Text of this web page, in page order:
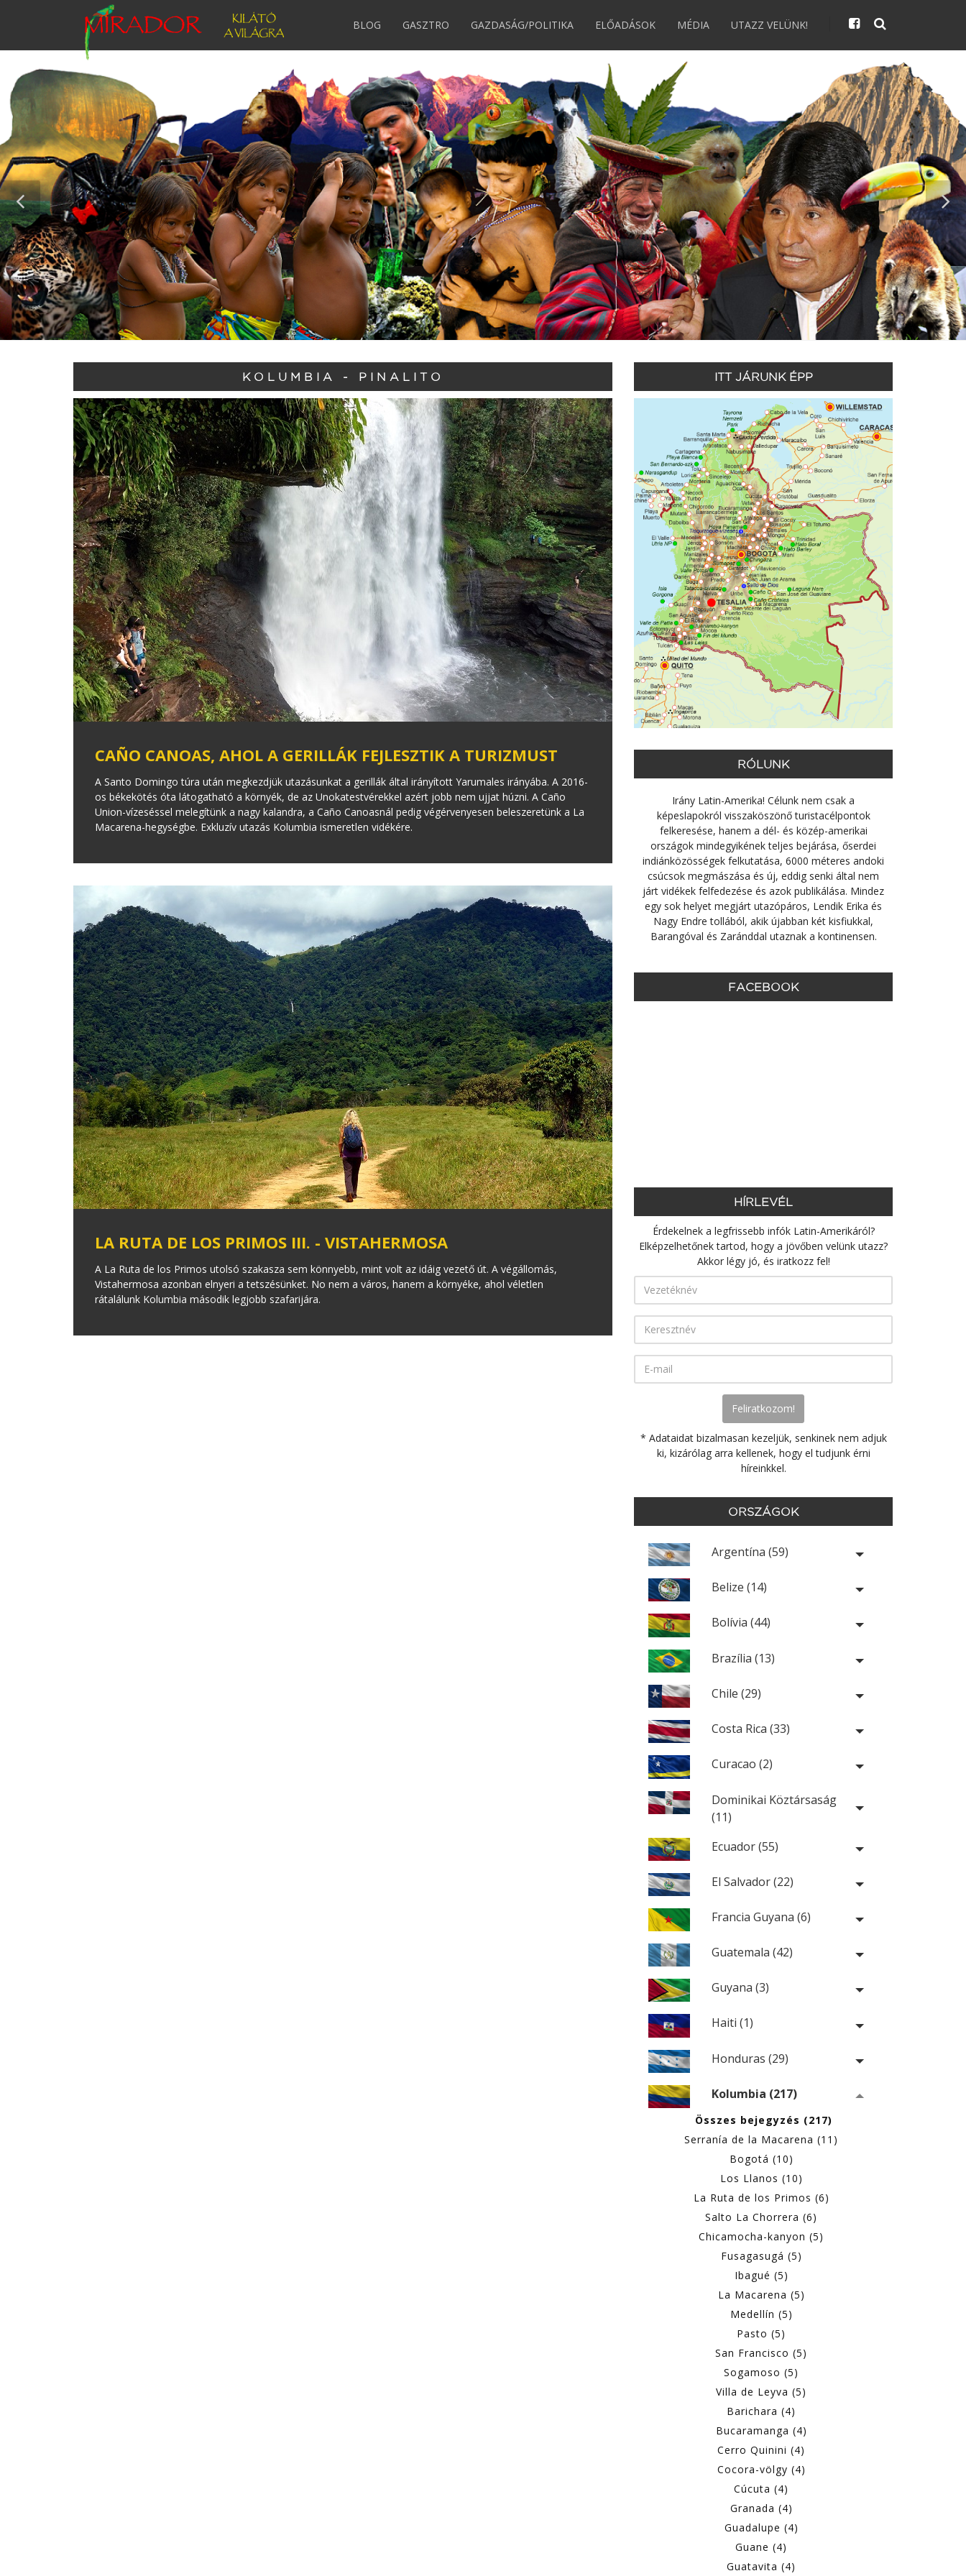
BLOG GASZTRO GAZDASÁG/POLITIKA ELŐADÁSOK MÉDIA UTAZZ VELÜNK!
KOLUMBIA - PINALITO
CAÑO CANOAS, AHOL A GERILLÁK FEJLESZTIK A TURIZMUST
A Santo Domingo túra után megkezdjük utazásunkat a gerillák által irányított Yarumales irányába. A 2016-
os békekötés óta látogatható a környék, de az Unokatestvérekkel azért jobb nem ujjat húzni. A Caño
Union-vízeséssel melegítünk a nagy kalandra, a Caño Canoasnál pedig végérvenyesen beleszeretünk a La
Macarena-hegységbe. Exkluzív utazás Kolumbia ismeretlen vidékére.
LA RUTA DE LOS PRIMOS III. - VISTAHERMOSA
A La Ruta de los Primos utolsó szakasza sem könnyebb, mint volt az idáig vezető út. A végállomás,
Vistahermosa azonban elnyeri a tetszésünket. No nem a város, hanem a környéke, ahol véletlen
rátalálunk Kolumbia második legjobb szafarijára.
ITT JÁRUNK ÉPP
RÓLUNK
Irány Latin-Amerika! Célunk nem csak a
képeslapokról visszaköszönő turistacélpontok
felkeresése, hanem a dél- és közép-amerikai
országok mindegyikének teljes bejárása, őserdei
indiánközösségek felkutatása, 6000 méteres andoki
csúcsok megmászása és új, eddig senki által nem
járt vidékek felfedezése és azok publikálása. Mindez
egy sok helyet megjárt utazópáros, Lendik Erika és
Nagy Endre tollából, akik újabban két kisfiukkal,
Barangóval és Zaránddal utaznak a kontinensen.
FACEBOOK
HÍRLEVÉL
Érdekelnek a legfrissebb infók Latin-Amerikáról?
Elképzelhetőnek tartod, hogy a jövőben velünk utazz?
Akkor légy jó, és iratkozz fel!
* Adataidat bizalmasan kezeljük, senkinek nem adjuk
ki, kizárólag arra kellenek, hogy el tudjunk érni
híreinkkel.
ORSZÁGOK
Argentína (59)
Belize (14)
Bolívia (44)
Brazília (13)
Chile (29)
Costa Rica (33)
Curacao (2)
Dominikai Köztársaság
(11)
Ecuador (55)
El Salvador (22)
Francia Guyana (6)
Guatemala (42)
Guyana (3)
Haiti (1)
Honduras (29)
Kolumbia (217)
Összes bejegyzés (217)
Serranía de la Macarena (11)
Bogotá (10)
Los Llanos (10)
La Ruta de los Primos (6)
Salto La Chorrera (6)
Chicamocha-kanyon (5)
Fusagasugá (5)
Ibagué (5)
La Macarena (5)
Medellín (5)
Pasto (5)
San Francisco (5)
Sogamoso (5)
Villa de Leyva (5)
Barichara (4)
Bucaramanga (4)
Cerro Quinini (4)
Cocora-völgy (4)
Cúcuta (4)
Granada (4)
Guadalupe (4)
Guane (4)
Guatavita (4)